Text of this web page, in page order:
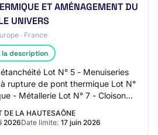
ET AMÉNAGEMENT DU
UNIVERS
· France
description
Lot N° 5 - Menuiseries
rupture de pont thermique Lot N°
- Métallerie Lot N° 7 - Cloison
DE LA HAUTESAÔNE
2026Date limite: 17 juin 2026